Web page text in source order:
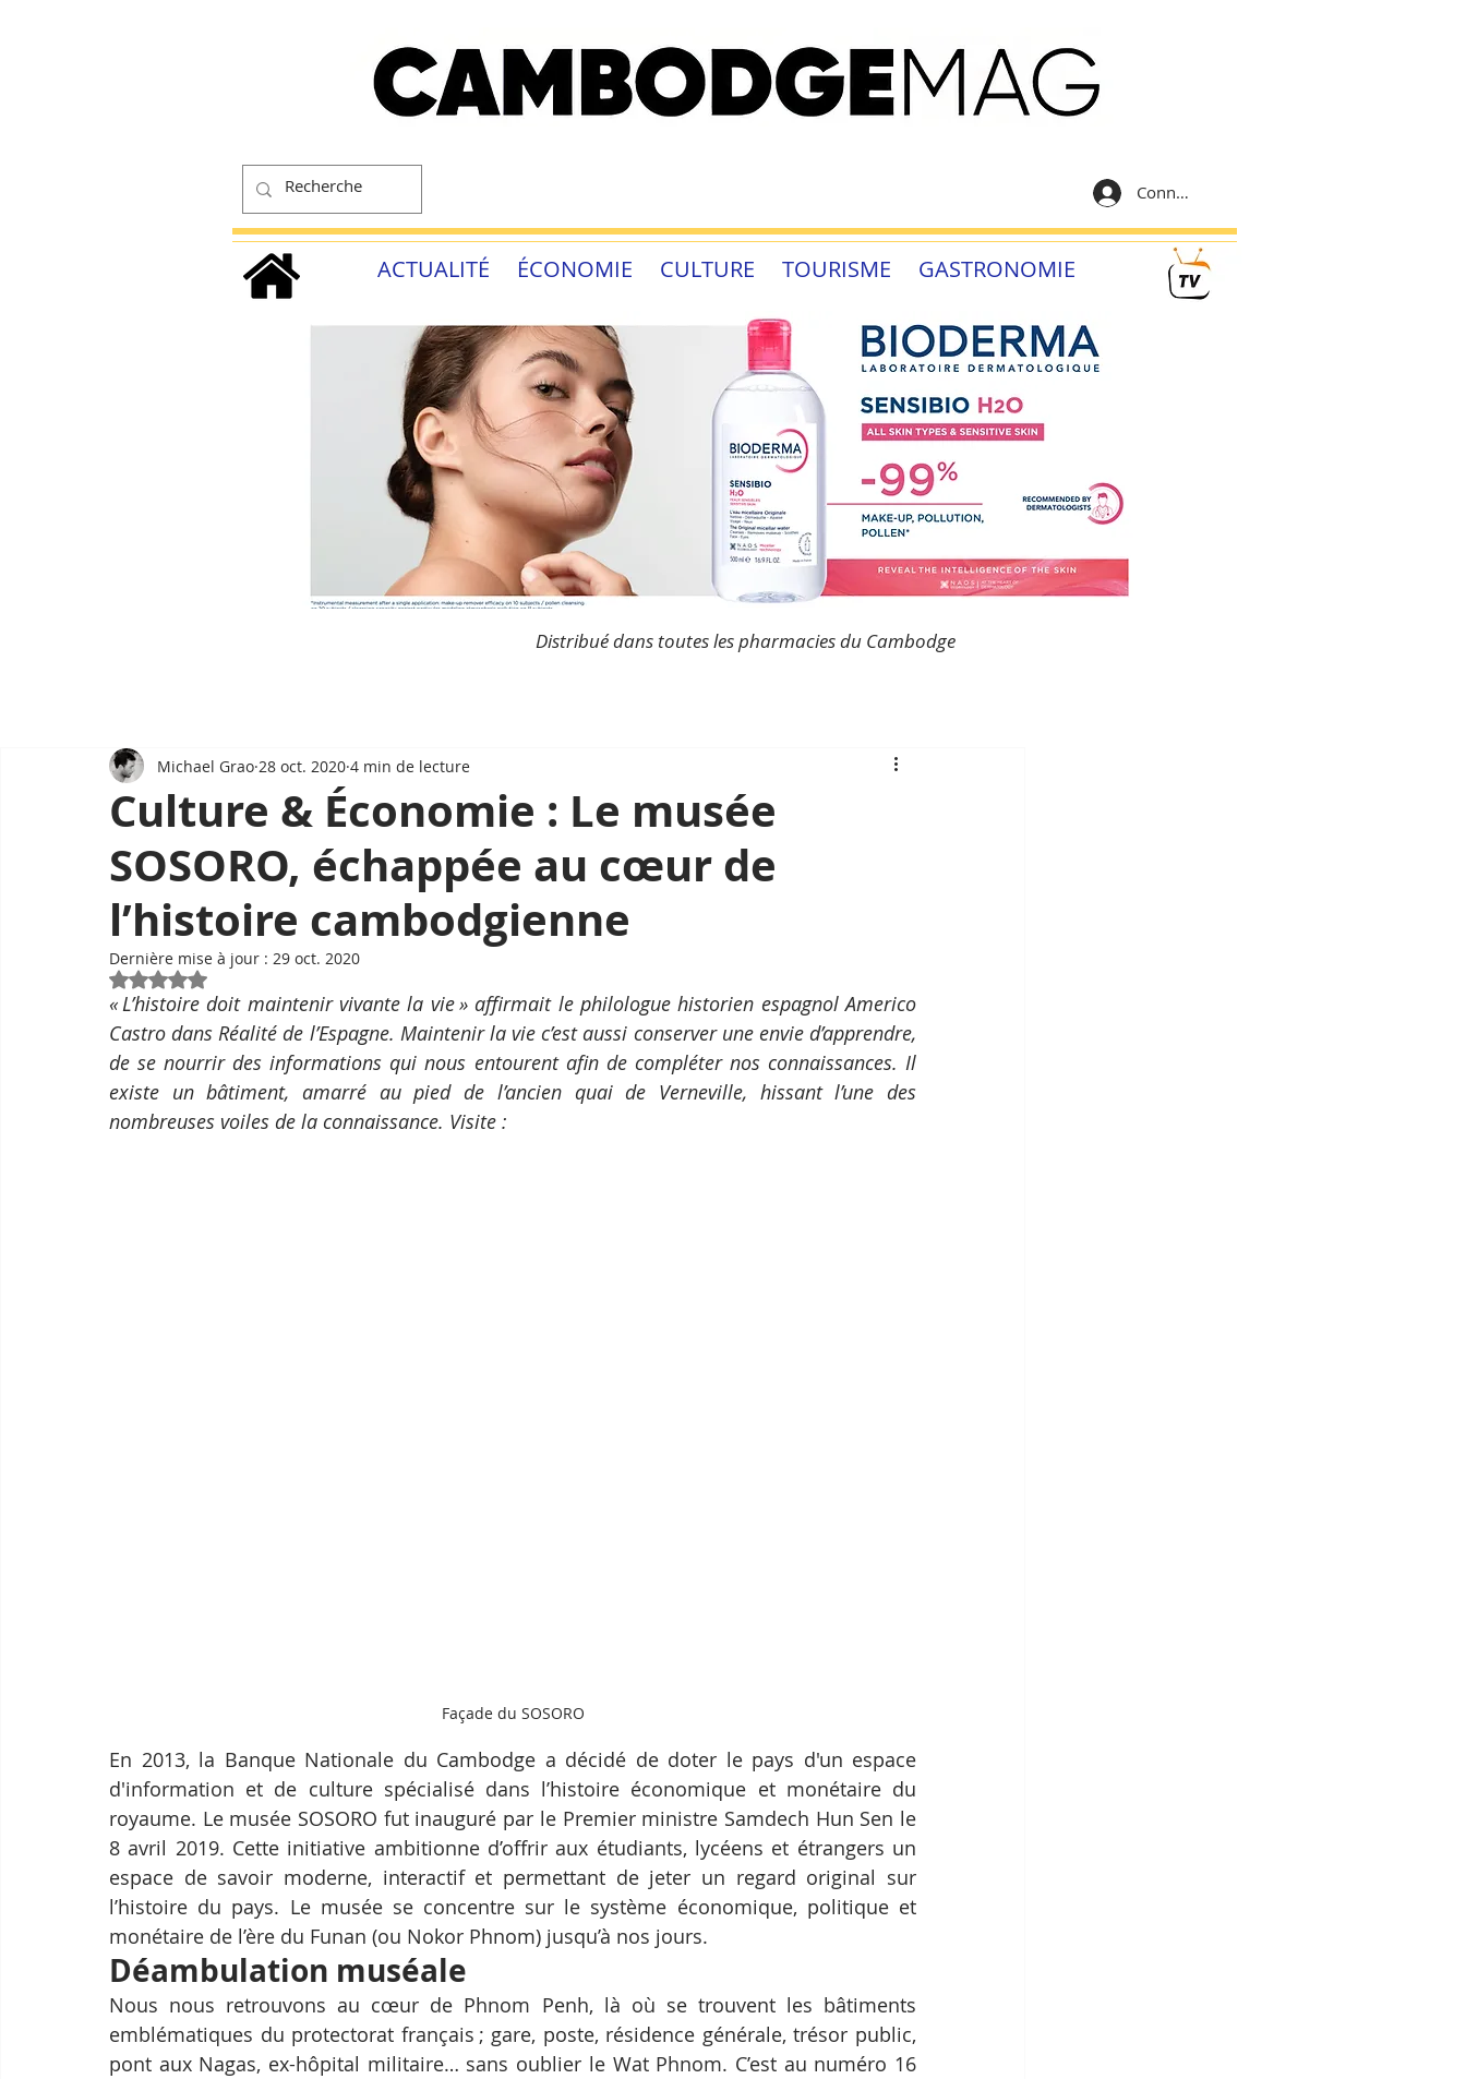
Connexion
ACTUALITÉ ÉCONOMIE CULTURE TOURISME GASTRONOMIE
Distribué dans toutes les pharmacies du Cambodge
Culture & Économie : Le musée
SOSORO, échappée au cœur de
l’histoire cambodgienne
Michael Grao 28 oct. 2020 4 min de lecture
Dernière mise à jour : 29 oct. 2020
Noté NaN étoiles sur 5.
« L’histoire doit maintenir vivante la vie » affirmait le philologue historien espagnol Americo
Castro dans Réalité de l’Espagne. Maintenir la vie c’est aussi conserver une envie d’apprendre,
de se nourrir des informations qui nous entourent afin de compléter nos connaissances. Il
existe un bâtiment, amarré au pied de l’ancien quai de Verneville, hissant l’une des
nombreuses voiles de la connaissance. Visite :
Façade du SOSORO
En 2013, la Banque Nationale du Cambodge a décidé de doter le pays d'un espace
d'information et de culture spécialisé dans l’histoire économique et monétaire du
royaume. Le musée SOSORO fut inauguré par le Premier ministre Samdech Hun Sen le
8 avril 2019. Cette initiative ambitionne d’offrir aux étudiants, lycéens et étrangers un
espace de savoir moderne, interactif et permettant de jeter un regard original sur
l’histoire du pays. Le musée se concentre sur le système économique, politique et
monétaire de l’ère du Funan (ou Nokor Phnom) jusqu’à nos jours.
Déambulation muséale
Nous nous retrouvons au cœur de Phnom Penh, là où se trouvent les bâtiments
emblématiques du protectorat français ; gare, poste, résidence générale, trésor public,
pont aux Nagas, ex-hôpital militaire… sans oublier le Wat Phnom. C’est au numéro 16